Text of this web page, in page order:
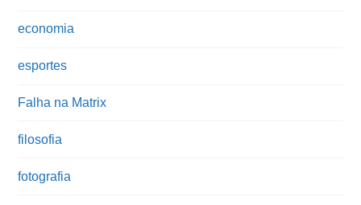
economia
esportes
Falha na Matrix
filosofia
fotografia